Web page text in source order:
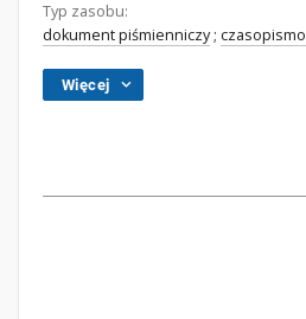
Typ zasobu:
dokument piśmienniczy; czasopismo
Więcej